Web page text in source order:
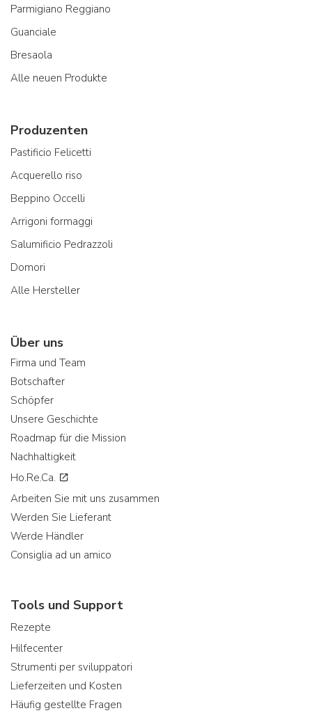
Parmigiano Reggiano
Guanciale
Bresaola
Alle neuen Produkte
Produzenten
Pastificio Felicetti
Acquerello riso
Beppino Occelli
Arrigoni formaggi
Salumificio Pedrazzoli
Domori
Alle Hersteller
Über uns
Firma und Team
Botschafter
Schöpfer
Unsere Geschichte
Roadmap für die Mission
Nachhaltigkeit
Ho.Re.Ca.
Arbeiten Sie mit uns zusammen
Werden Sie Lieferant
Werde Händler
Consiglia ad un amico
Tools und Support
Rezepte
Hilfecenter
Strumenti per sviluppatori
Lieferzeiten und Kosten
Häufig gestellte Fragen